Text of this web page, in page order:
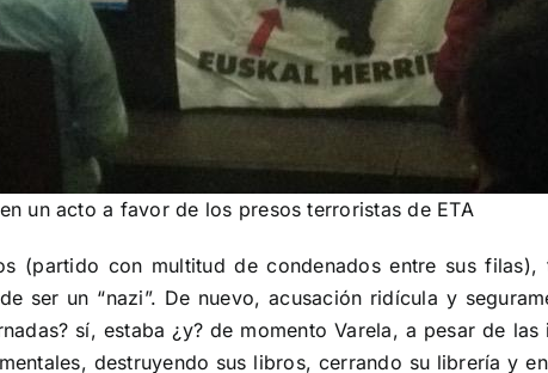
un acto a favor de los presos terroristas de ETA
(partido con multitud de condenados entre sus
ser un “nazi”. De nuevo, acusación ridícula y
sí, estaba ¿y? de momento Varela, a pesar de
destruyendo sus libros, cerrando su librería y